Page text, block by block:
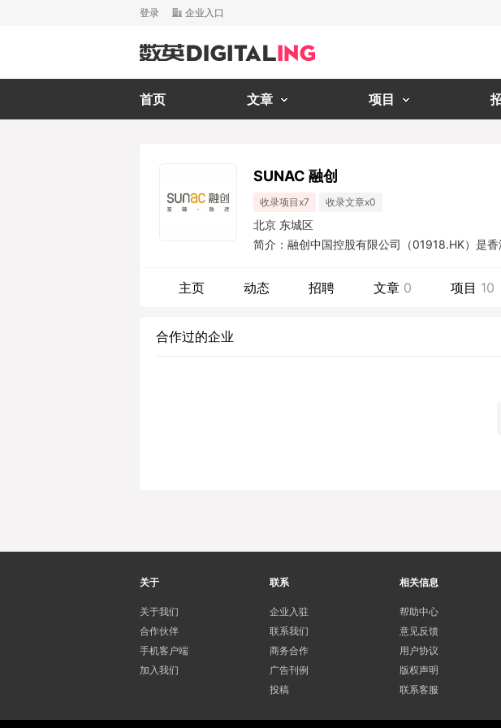
登录 企业入口
首页 文章 项目
SUNAC 融创
收录项目x7 收录文章x0
北京 东城区
简介：融创中国控股有限公司（01918.HK）是
主页 动态 招聘 文章 0 项目 10
合作过的企业
关于
关于我们
合作伙伴
手机客户端
加入我们
联系
企业入驻
联系我们
商务合作
广告刊例
投稿
相关信息
帮助中心
意见反馈
用户协议
版权声明
联系客服